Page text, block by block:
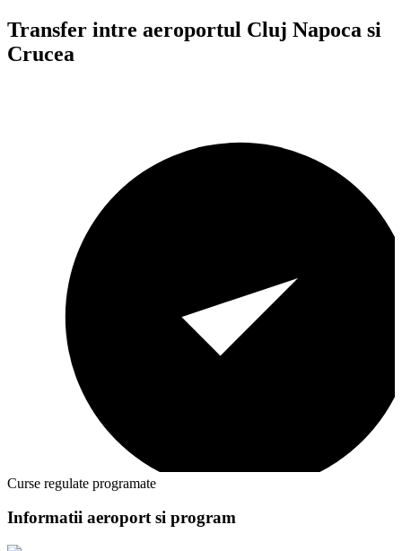
Transfer intre aeroportul Cluj Napoca si
Crucea
Curse regulate programate
Informatii aeroport si program